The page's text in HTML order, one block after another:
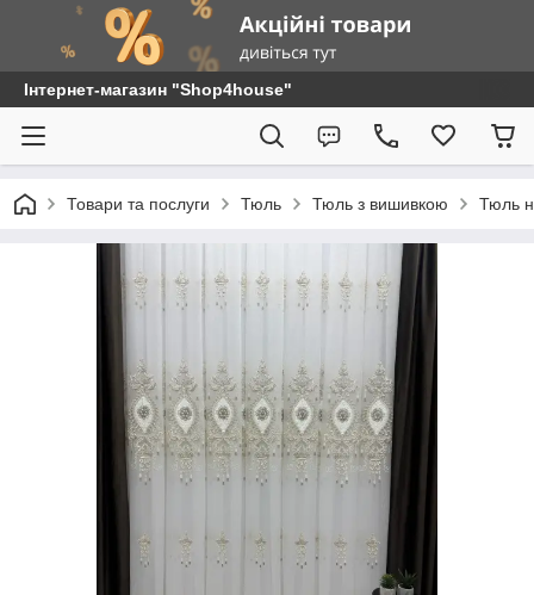
Інтернет-магазин "Shop4house"
Товари та послуги Тюль Тюль з вишивкою Тюль